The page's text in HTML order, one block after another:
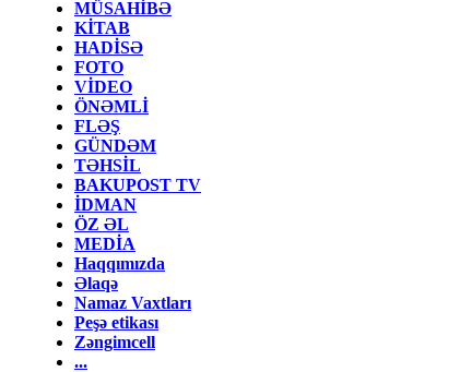
MÜSAHİBƏ
KİTAB
HADİSƏ
FOTO
VİDEO
ÖNƏMLİ
FLƏŞ
GÜNDƏM
TƏHSİL
BAKUPOST TV
İDMAN
ÖZ ƏL
MEDİA
Haqqımızda
Əlaqə
Namaz Vaxtları
Peşə etikası
Zəngimcell
...